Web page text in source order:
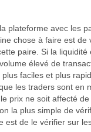
plateforme avec les
chose à faire est de
paire. Si la liquidité
élevé de
faciles et plus
les traders sont en
prix ne soit affecté
la plus simple de
est de le vérifier sur